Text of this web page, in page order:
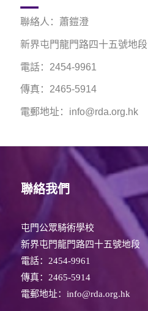
聯絡人：蕭鎧澄
新界屯門龍門路四十五號地段
電話：2454-9961
傳真：2465-5914
電郵地址：info@rda.org.hk
聯絡我們
屯門公眾騎術學校
新界屯門龍門路四十五號地段
電話： 2454-9961
傳真： 2465-5914
電郵地址：info@rda.org.hk